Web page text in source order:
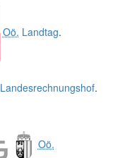
Oö. Landtag.
Landesrechnungshof.
Oö.